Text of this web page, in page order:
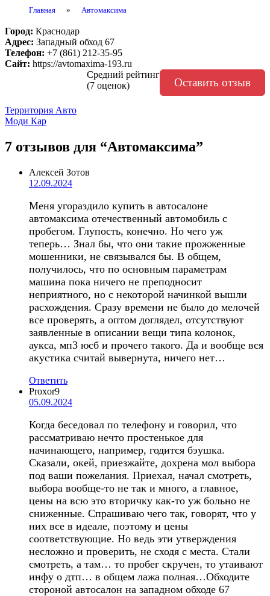
Главная » Автомаксима
Город: Краснодар
Адрес: Западный обход 67
Телефон: +7 (861) 212-35-95
Сайт: https://avtomaxima-193.ru
Средний рейтинг
(7 оценок)
Оставить отзыв
Навигация
по
записям
Территория Авто
Моди Кар
7 отзывов для “Автомаксима”
Алексей Зотов
12.09.2024
Меня угораздило купить в автосалоне
автомаксима отечественный автомобиль с
пробегом. Глупость, конечно. Но чего уж
теперь… Знал бы, что они такие прожженные
мошенники, не связывался бы. В общем,
получилось, что по основным параметрам
машина пока ничего не преподносит
неприятного, но с некоторой начинкой вышли
расхождения. Сразу времени не было до мелочей
все проверять, а оптом доглядел, отсутствуют
заявленные в описании вещи типа колонок,
аукса, мп3 юсб и прочего такого. Да и вообще вся
акустика считай вывернута, ничего нет…
Ответить
Proxor9
05.09.2024
Когда беседовал по телефону и говорил, что
рассматриваю нечто простенькое для
начинающего, например, годится бэушка.
Сказали, окей, приезжайте, дохрена мол выбора
под ваши пожелания. Приехал, начал смотреть,
выбора вообще-то не так и много, а главное,
цены на всю это вторичку как-то уж больно не
сниженные. Спрашиваю чего так, говорят, что у
них все в идеале, поэтому и цены
соответствующие. Но ведь эти утверждения
несложно и проверить, не сходя с места. Стали
смотреть, а там… то пробег скручен, то утаивают
инфу о дтп… в общем лажа полная…Обходите
стороной автосалон на западном обходе 67